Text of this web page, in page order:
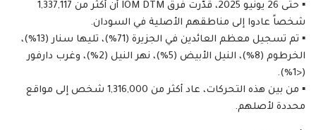
▪︎ حتى 26 يونيو 2025، قدّرت فرق IOM DTM أن أكثر من 1,337,117
شخصاً عادوا إلى مناطقهم الأصلية في السودان.
▪︎ تم تسجيل معظم العائدين في الجزيرة (71%)، تليها سنار (13%)،
الخرطوم (8%)، النيل الأبيض (5%)، نهر النيل (2%)، وغرب دارفور
(<1%).
▪︎ من بين هذه التحركات، عاد أكثر من 1,316,000 شخص إلى مواقع
محددة لأصلهم.